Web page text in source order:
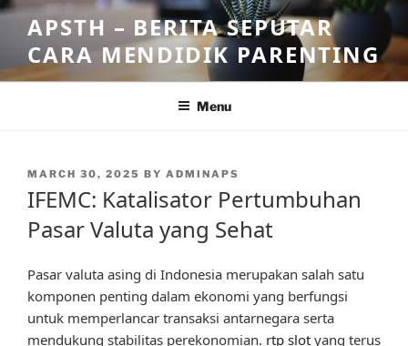
Skip
content
APSTH – BERITA SEPUTAR
CARA MENDIDIK PARENTING
Menu
POSTED
MARCH 30, 2025 BY ADMINAPS
IFEMC: Katalisator Pertumbuhan
Pasar Valuta yang Sehat
Pasar valuta asing di Indonesia merupakan salah satu
komponen penting dalam ekonomi yang berfungsi
untuk memperlancar transaksi antarnegara serta
mendukung stabilitas perekonomian. rtp slot yang terus